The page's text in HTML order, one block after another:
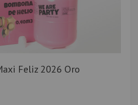
Feliz 2026 Oro